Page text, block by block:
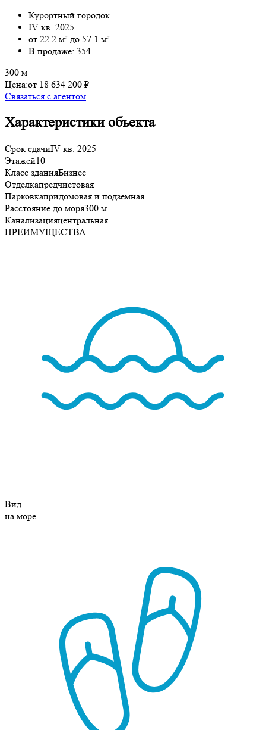
Курортный городок
IV кв. 2025
от 22.2 м² до 57.1 м²
В продаже: 354
300 м
Цена:от 18 634 200 ₽
Связаться с агентом
Характеристики объекта
Срок сдачиIV кв. 2025
Этажей10
Класс зданияБизнес
Отделкапредчистовая
Парковкапридомовая и подземная
Расстояние до моря300 м
Канализацияцентральная
ПРЕИМУЩЕСТВА
Вид
на море